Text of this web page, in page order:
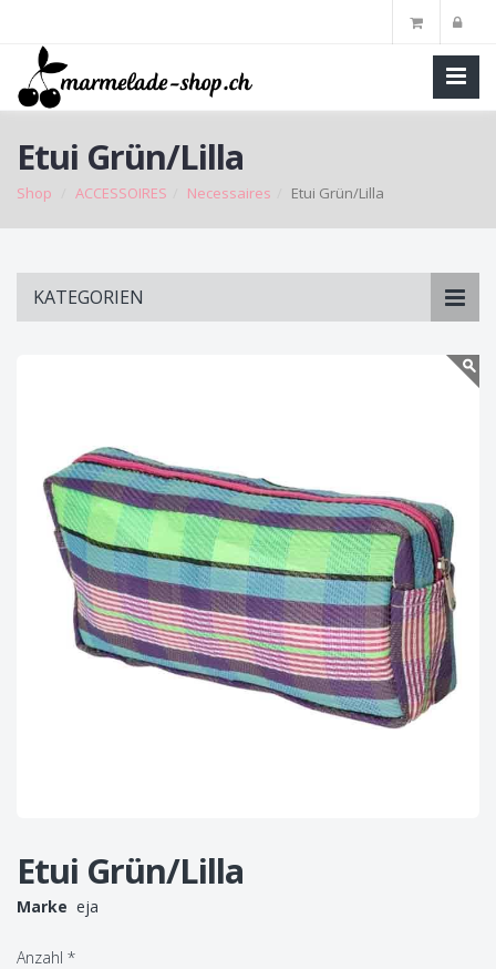
Etui Grün/Lilla
Shop ACCESSOIRES Necessaires Etui Grün/Lilla
KATEGORIEN
Etui Grün/Lilla
Marke eja
Anzahl *